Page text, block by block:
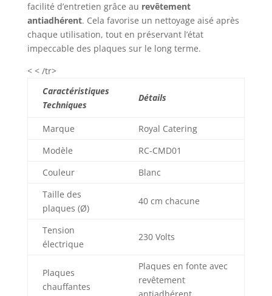
facilité d’entretien grâce au revêtement
antiadhérent. Cela favorise un nettoyage aisé après
chaque utilisation, tout en préservant l’état
impeccable des plaques sur le long terme.
< < /tr>
Caractéristiques
Techniques
Détails
Marque
Royal Catering
Modèle
RC-CMD01
Couleur
Blanc
Taille des
plaques (Ø)
40 cm chacune
Tension
électrique
230 Volts
Plaques
chauffantes
Plaques en fonte avec
revêtement